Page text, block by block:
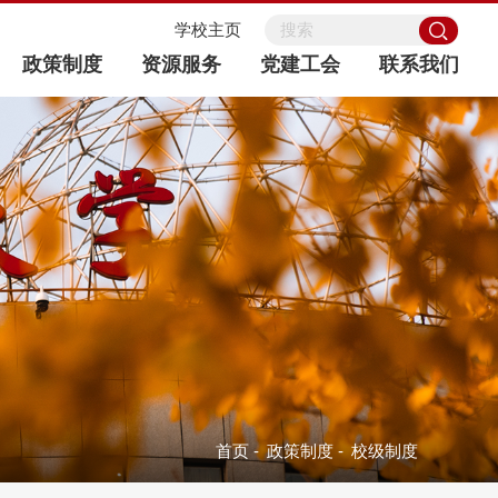
学校主页
政策制度 资源服务 党建工会 联系我们
首页 - 政策制度 - 校级制度